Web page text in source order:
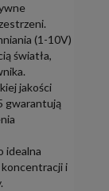
(1-10V)
światła,
jakości
gwarantują
idealna
i